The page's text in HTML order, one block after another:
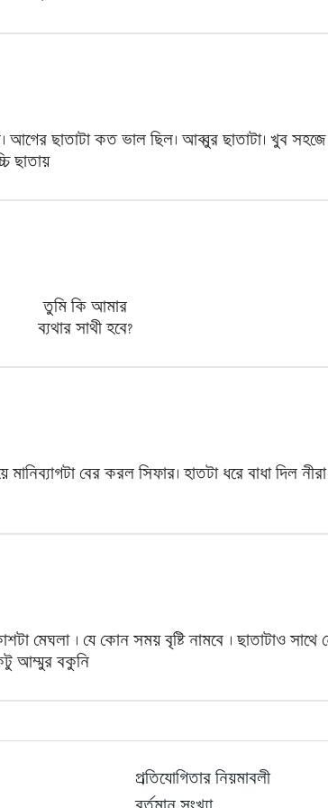
আগের ছাতাটা কত ভাল ছিল। আব্বুর ছাতাটা। খুব
ছাতায়
তুমি কি আমার
ব্যথার সাথী হবে?
বের করল সিফার। হাতটা ধরে বাধা দিল
মেঘলা । যে কোন সময় বৃষ্টি নামবে । ছাতাটাও সাথে
আম্মুর বকুনি
প্রতিযোগিতার নিয়মাবলী